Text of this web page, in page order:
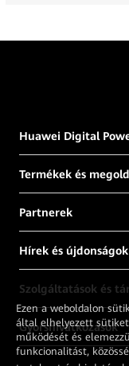
Huawei Digital
Termékek és
Partnerek
Hírek és újdonságok
Szolgáltatások és
Gyorshivatkozások
Ezen a weboldalon
által elhelyezett
működését és
funkcionalitást,